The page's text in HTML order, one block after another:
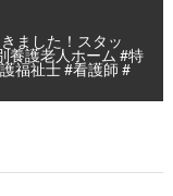
ました！スタッ
養護老人ホーム #特
福祉士 #看護師 #